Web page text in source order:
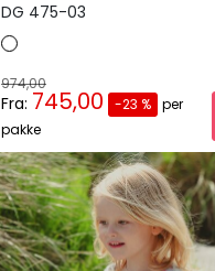
DG 475-03
974,00
Fra: 745,00 -23 % per
pakke